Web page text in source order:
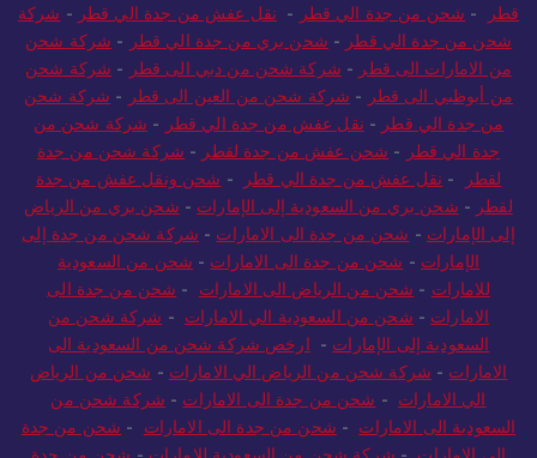
قطر
- شحن من جدة الي قطر - نقل عفش من جدة الي قطر - شركة
شحن من جدة الي قطر - شحن بري من جدة الي قطر - شركة شحن
من الامارات الى قطر - شركة شحن من دبي الى قطر - شركة شحن
من أبوظبي الى قطر - شركة شحن من العين الى قطر - شركة شحن
من جدة الي قطر - نقل عفش من جدة الي قطر - شركة شحن من
جدة الي قطر - شحن عفش من جدة لقطر - شركة شحن من جدة
لقطر
- نقل عفش من جدة الي قطر - شحن ونقل عفش من جدة
لقطر - شحن بري من السعودية إلى الإمارات - شحن بري من الرياض
إلى الإمارات - شحن من جدة الى الامارات - شركة شحن من جدة إلى
الإمارات - شحن من جدة الى الامارات - شحن من السعودية
للامارات - شحن من الرياض الى الامارات - شحن من جدة الى
الامارات - شحن من السعودية الي الامارات - شركة شحن من
السعودية إلى الإمارات - ارخص شركة شحن من السعودية الى
الامارات - شركة شحن من الرياض الي الامارات - شحن من الرياض
الي الامارات - شحن من جدة الى الامارات - شركة شحن من
السعودية الى الامارات - شحن من جدة الى الامارات - شحن من جدة